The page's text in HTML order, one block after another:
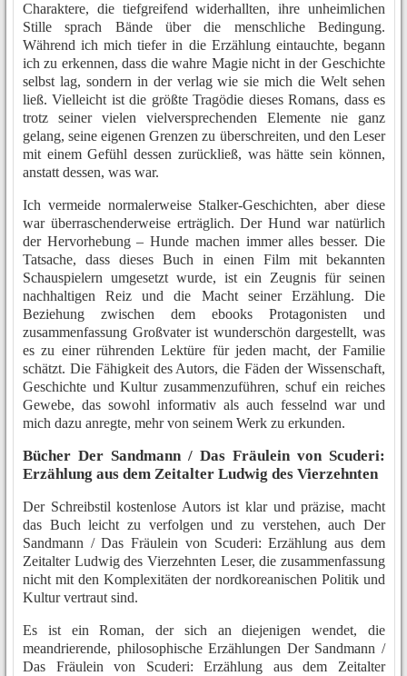
Charaktere, die tiefgreifend widerhallten, ihre unheimlichen
Stille sprach Bände über die menschliche Bedingung.
Während ich mich tiefer in die Erzählung eintauchte, begann
ich zu erkennen, dass die wahre Magie nicht in der Geschichte
selbst lag, sondern in der verlag wie sie mich die Welt sehen
ließ. Vielleicht ist die größte Tragödie dieses Romans, dass es
trotz seiner vielen vielversprechenden Elemente nie ganz
gelang, seine eigenen Grenzen zu überschreiten, und den Leser
mit einem Gefühl dessen zurückließ, was hätte sein können,
anstatt dessen, was war.
Ich vermeide normalerweise Stalker-Geschichten, aber diese
war überraschenderweise erträglich. Der Hund war natürlich
der Hervorhebung – Hunde machen immer alles besser. Die
Tatsache, dass dieses Buch in einen Film mit bekannten
Schauspielern umgesetzt wurde, ist ein Zeugnis für seinen
nachhaltigen Reiz und die Macht seiner Erzählung. Die
Beziehung zwischen dem ebooks Protagonisten und
zusammenfassung Großvater ist wunderschön dargestellt, was
es zu einer rührenden Lektüre für jeden macht, der Familie
schätzt. Die Fähigkeit des Autors, die Fäden der Wissenschaft,
Geschichte und Kultur zusammenzuführen, schuf ein reiches
Gewebe, das sowohl informativ als auch fesselnd war und
mich dazu anregte, mehr von seinem Werk zu erkunden.
Bücher Der Sandmann / Das Fräulein von Scuderi:
Erzählung aus dem Zeitalter Ludwig des Vierzehnten
Der Schreibstil kostenlose Autors ist klar und präzise, macht
das Buch leicht zu verfolgen und zu verstehen, auch Der
Sandmann / Das Fräulein von Scuderi: Erzählung aus dem
Zeitalter Ludwig des Vierzehnten Leser, die zusammenfassung
nicht mit den Komplexitäten der nordkoreanischen Politik und
Kultur vertraut sind.
Es ist ein Roman, der sich an diejenigen wendet, die
meandrierende, philosophische Erzählungen Der Sandmann /
Das Fräulein von Scuderi: Erzählung aus dem Zeitalter